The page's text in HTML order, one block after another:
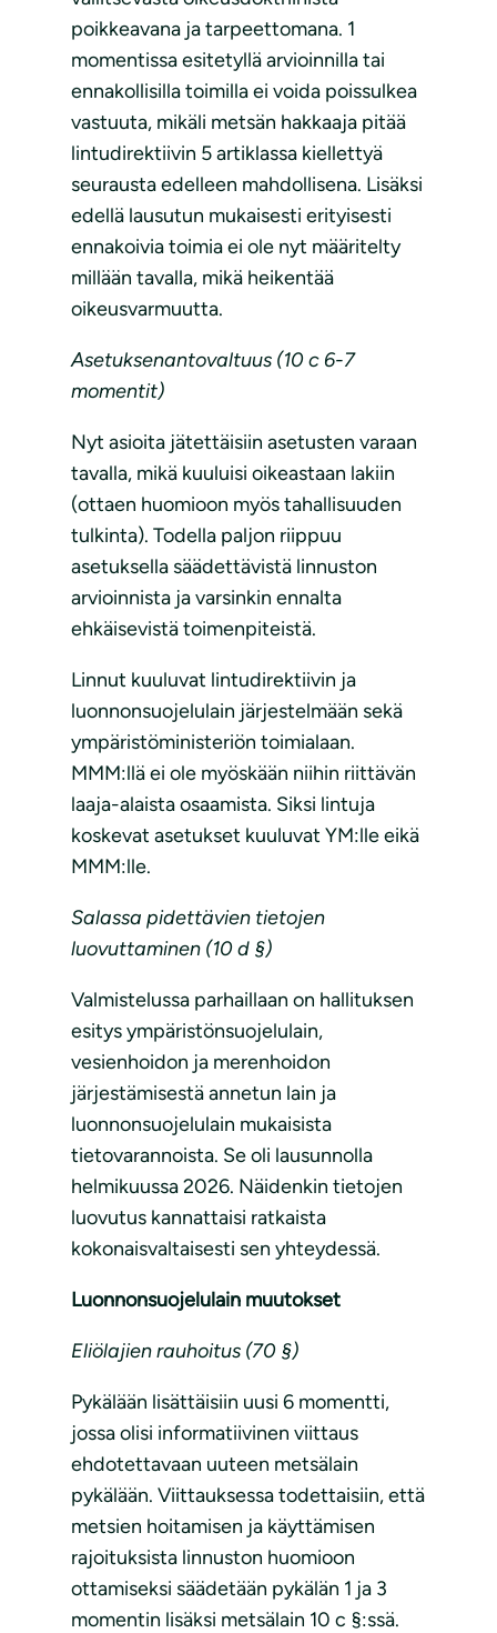
poikkeavana ja tarpeettomana. 1
momentissa esitetyllä arvioinnilla tai
ennakollisilla toimilla ei voida poissulkea
vastuuta, mikäli metsän hakkaaja pitää
lintudirektiivin 5 artiklassa kiellettyä
seurausta edelleen mahdollisena. Lisäksi
edellä lausutun mukaisesti erityisesti
ennakoivia toimia ei ole nyt määritelty
millään tavalla, mikä heikentää
oikeusvarmuutta.
Asetuksenantovaltuus (10 c 6-7
momentit)
Nyt asioita jätettäisiin asetusten varaan
tavalla, mikä kuuluisi oikeastaan lakiin
(ottaen huomioon myös tahallisuuden
tulkinta). Todella paljon riippuu
asetuksella säädettävistä linnuston
arvioinnista ja varsinkin ennalta
ehkäisevistä toimenpiteistä.
Linnut kuuluvat lintudirektiivin ja
luonnonsuojelulain järjestelmään sekä
ympäristöministeriön toimialaan.
MMM:llä ei ole myöskään niihin riittävän
laaja-alaista osaamista. Siksi lintuja
koskevat asetukset kuuluvat YM:lle eikä
MMM:lle.
Salassa pidettävien tietojen
luovuttaminen (10 d §)
Valmistelussa parhaillaan on hallituksen
esitys ympäristönsuojelulain,
vesienhoidon ja merenhoidon
järjestämisestä annetun lain ja
luonnonsuojelulain mukaisista
tietovarannoista. Se oli lausunnolla
helmikuussa 2026. Näidenkin tietojen
luovutus kannattaisi ratkaista
kokonaisvaltaisesti sen yhteydessä.
Luonnonsuojelulain muutokset
Eliölajien rauhoitus (70 §)
Pykälään lisättäisiin uusi 6 momentti,
jossa olisi informatiivinen viittaus
ehdotettavaan uuteen metsälain
pykälään. Viittauksessa todettaisiin, että
metsien hoitamisen ja käyttämisen
rajoituksista linnuston huomioon
ottamiseksi säädetään pykälän 1 ja 3
momentin lisäksi metsälain 10 c §:ssä.